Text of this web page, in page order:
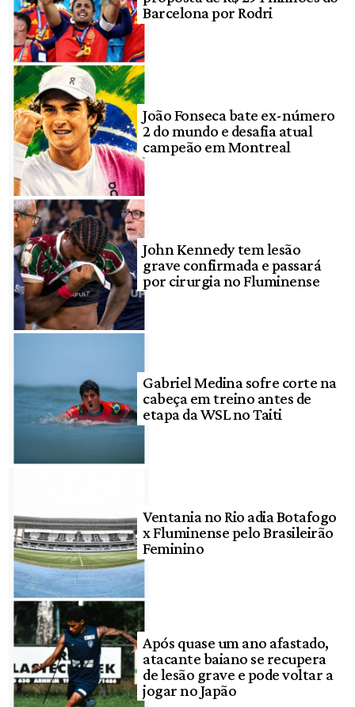
Barcelona por Rodri
João Fonseca bate ex-número
2 do mundo e desafia atual
campeão em Montreal
John Kennedy tem lesão
grave confirmada e passará
por cirurgia no Fluminense
Gabriel Medina sofre corte na
cabeça em treino antes de
etapa da WSL no Taiti
Ventania no Rio adia Botafogo
x Fluminense pelo Brasileirão
Feminino
Após quase um ano afastado,
atacante baiano se recupera
de lesão grave e pode voltar a
jogar no Japão